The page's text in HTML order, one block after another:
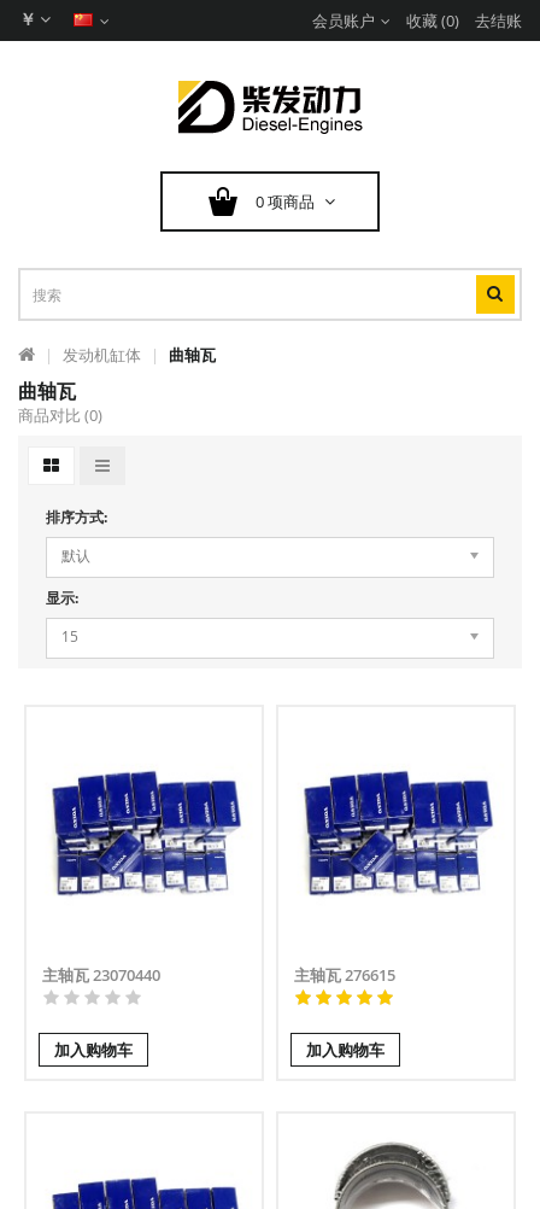
￥ 会员账户 收藏 (0) 去结账
0 项商品
发动机缸体 曲轴瓦
曲轴瓦
商品对比 (0)
排序方式:
默认
显示:
15
主轴瓦 23070440
加入购物车
主轴瓦 276615
加入购物车